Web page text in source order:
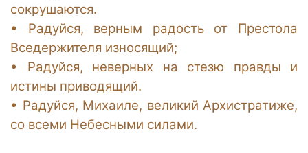
сокрушаются.
•
Радуйся, верным радость от Престола
Вседержителя износящий;
•
Радуйся, неверных на стезю правды и
истины приводящий.
• Радуйся, Михаиле, великий Архистратиже,
со всеми Небесными силами.